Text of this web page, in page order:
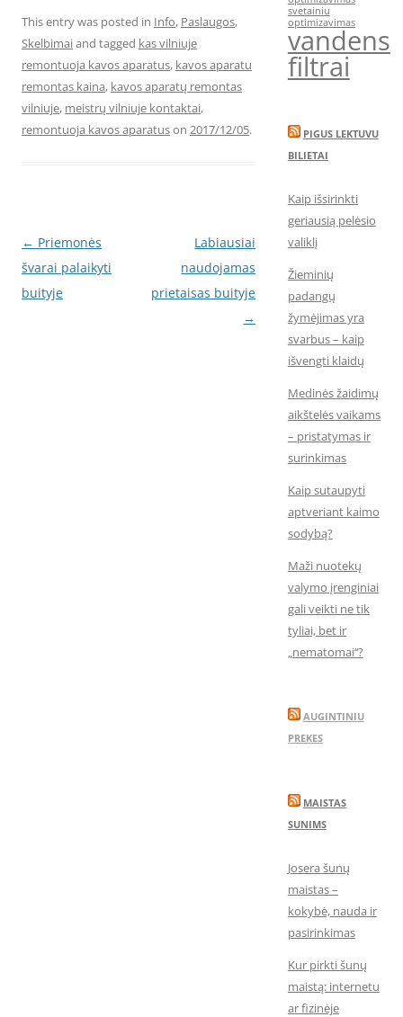
This entry was posted in Info, Paslaugos,
Skelbimaiand tagged kas vilniuje
remontuoja kavos aparatus, kavos aparatu
remontas kaina, kavos aparatų remontas
vilniuje, meistrų vilniuje kontaktai,
remontuoja kavos aparatuson 2017/12/05.
Post
navigation
← Priemonės
švarai palaikyti
buityje
Labiausiai
naudojamas
prietaisas buityje
→
svetainiu
optimizavimas
vandens
filtrai
PIGUS LEKTUVU
BILIETAI
Kaip išsirinkti
geriausią pelėsio
valiklį
Žieminių
padangų
žymėjimas yra
svarbus – kaip
išvengti klaidų
Medinės žaidimų
aikštelės vaikams
– pristatymas ir
surinkimas
Kaip sutaupyti
aptveriant kaimo
sodybą?
Maži nuotekų
valymo įrenginiai
gali veikti ne tik
tyliai, bet ir
„nematomai‘‘?
AUGINTINIU
PREKES
MAISTAS
SUNIMS
Josera šunų
maistas –
kokybė, nauda ir
pasirinkimas
Kur pirkti šunų
maistą: internetu
ar fizinėje